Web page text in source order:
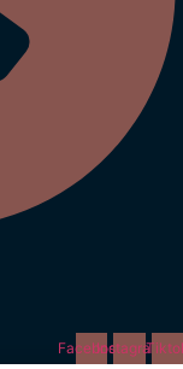
FacebookInstagram